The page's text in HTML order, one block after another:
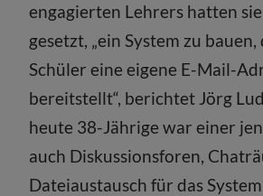
engagierten Lehrers hatten
gesetzt, „ein System zu bauen,
Schüler eine eigene E-Mail-
bereitstellt“, berichtet Jörg
heute 38-Jährige war einer
auch Diskussionsforen,
Dateiaustausch für das System